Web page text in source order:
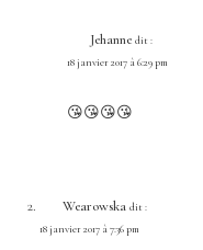
Jehanne dit :
18 janvier 2017 à 6:29 pm
😘😘😘😘
Wearowska dit :
18 janvier 2017 à 7:36 pm